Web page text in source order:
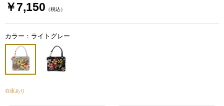
￥7,150 （税込）
カラー：ライトグレー
在庫あり